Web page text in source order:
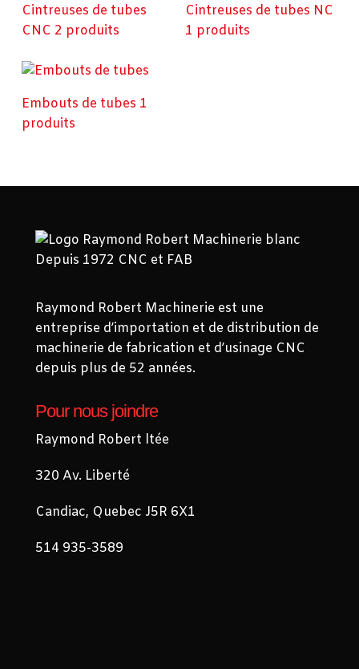
Cintreuses de tubes
CNC 2 produits
Cintreuses de tubes NC
1 produits
Embouts de tubes 1
produits
Raymond Robert Machinerie est une
entreprise d’importation et de distribution de
machinerie de fabrication et d’usinage CNC
depuis plus de 52 années.
Pour nous joindre
Raymond Robert ltée
320 Av. Liberté
Candiac, Quebec J5R 6X1
514 935-3589